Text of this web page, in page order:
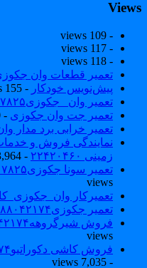
- 109 views
- 117 views
- 118 views
تعمیر قطعات وان جکوزی
پیش‌نویس خودکار- 155 views
تعمیر وان _جکوزی۰۹۱۲۱۵۰۷۸۲۵
تعمیر جت وان جکوزی - 0 views
تعمیر خرابی برد مدار وان
نمایندگی فروش و خدمات
زمینی ۲۲۴۲۰۴۶۰
- 3,964 views
تعمیر سونا جکوزی۰۹۱۲۱۵۰۷۸۲۵#| Sauna | Jacuzzi
views
تعمیرکار
تعمیر جکوزی۸۸۰۴۲۱۷۴_فروش وان جکوزی
فروش شیرگروهه۸۸۰۴۲۱۷۴_تعمیر شیرگروهه
views
فروش کاشی دکوراتیو۸۸۰۴۲۱۷۴_فروش کاشی بین کابینتی